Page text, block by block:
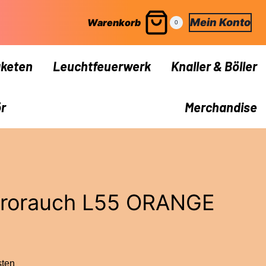
Warenkorb 0 Mein Konto
Leuchtfeuerwerk Knaller & Böller
Merchandise
L55 ORANGE